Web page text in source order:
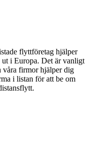
flyttföretag hjälper
i Europa. Det är vanligt
våra firmor hjälper dig
i listan för att be om